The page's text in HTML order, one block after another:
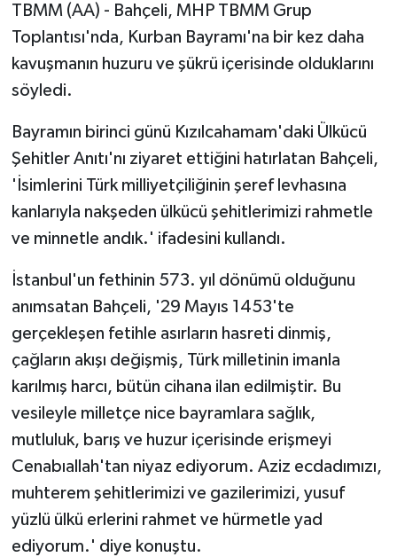
TBMM (AA) - Bahçeli, MHP TBMM Grup
Toplantısı'nda, Kurban Bayramı'na bir kez daha
kavuşmanın huzuru ve şükrü içerisinde olduklarını
söyledi.
Bayramın birinci günü Kızılcahamam'daki Ülkücü
Şehitler Anıtı'nı ziyaret ettiğini hatırlatan Bahçeli,
'İsimlerini Türk milliyetçiliğinin şeref levhasına
kanlarıyla nakşeden ülkücü şehitlerimizi rahmetle
ve minnetle andık.' ifadesini kullandı.
İstanbul'un fethinin 573. yıl dönümü olduğunu
anımsatan Bahçeli, '29 Mayıs 1453'te
gerçekleşen fetihle asırların hasreti dinmiş,
çağların akışı değişmiş, Türk milletinin imanla
karılmış harcı, bütün cihana ilan edilmiştir. Bu
vesileyle milletçe nice bayramlara sağlık,
mutluluk, barış ve huzur içerisinde erişmeyi
Cenabıallah'tan niyaz ediyorum. Aziz ecdadımızı,
muhterem şehitlerimizi ve gazilerimizi, yusuf
yüzlü ülkü erlerini rahmet ve hürmetle yad
ediyorum.' diye konuştu.